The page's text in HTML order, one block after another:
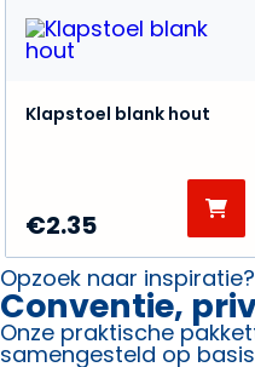
Klapstoel blank hout
€2.35
Opzoek naar
Conventie,
Onze praktische
samengesteld op